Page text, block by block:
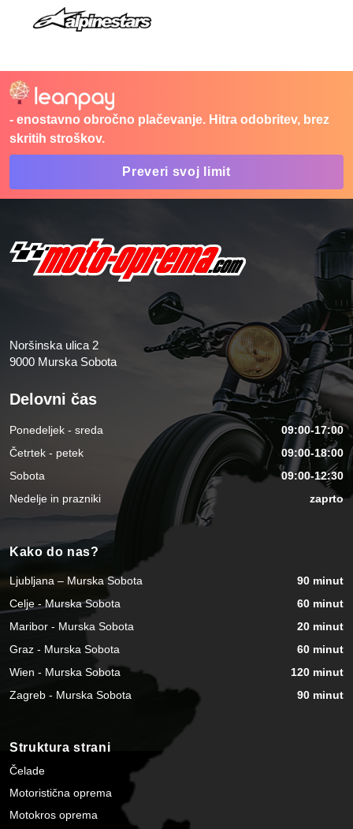
- enostavno obročno plačevanje. Hitra odobritev, brez
skritih stroškov.
Preveri svoj limit
Noršinska ulica 2
9000 Murska Sobota
Delovni čas
Ponedeljek - sreda
09:00-17:00
Četrtek - petek
09:00-18:00
Sobota
09:00-12:30
Nedelje in prazniki
zaprto
Kako do nas?
Ljubljana – Murska Sobota
90 minut
Celje - Murska Sobota
60 minut
Maribor - Murska Sobota
20 minut
Graz - Murska Sobota
60 minut
Wien - Murska Sobota
120 minut
Zagreb - Murska Sobota
90 minut
Struktura strani
Čelade
Motoristična oprema
Motokros oprema